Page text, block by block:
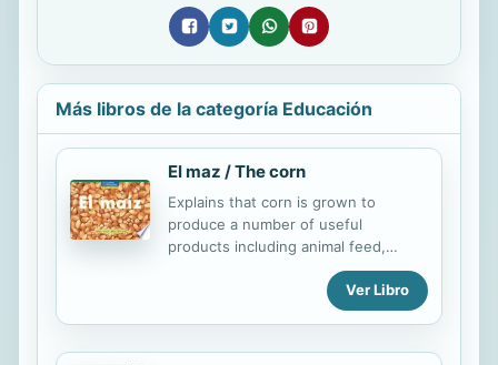
Más libros de la categoría Educación
El maz / The corn
Explains that corn is grown to
produce a number of useful
products including animal feed,
ethanol, and food for human
Ver Libro